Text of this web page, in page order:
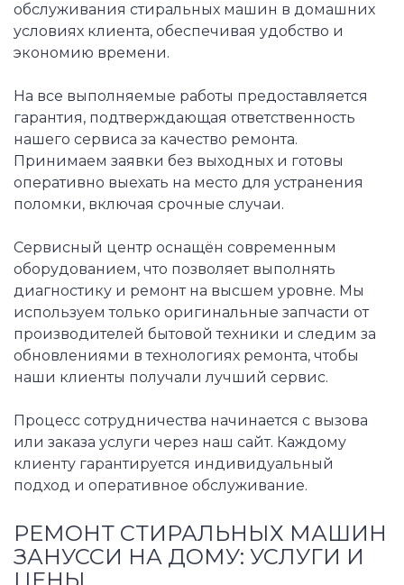
обслуживания стиральных машин в домашних
условиях клиента, обеспечивая удобство и
экономию времени.
На все выполняемые работы предоставляется
гарантия, подтверждающая ответственность
нашего сервиса за качество ремонта.
Принимаем заявки без выходных и готовы
оперативно выехать на место для устранения
поломки, включая срочные случаи.
Сервисный центр оснащён современным
оборудованием, что позволяет выполнять
диагностику и ремонт на высшем уровне. Мы
используем только оригинальные запчасти от
производителей бытовой техники и следим за
обновлениями в технологиях ремонта, чтобы
наши клиенты получали лучший сервис.
Процесс сотрудничества начинается с вызова
или заказа услуги через наш сайт. Каждому
клиенту гарантируется индивидуальный
подход и оперативное обслуживание.
РЕМОНТ СТИРАЛЬНЫХ МАШИН
ЗАНУССИ НА ДОМУ: УСЛУГИ И
ЦЕНЫ